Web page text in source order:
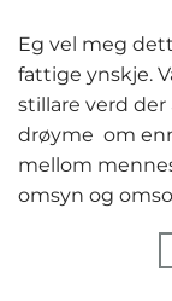
Eg vel meg
fattige ynskje.
stillare verd der
drøyme om
mellom
omsyn og